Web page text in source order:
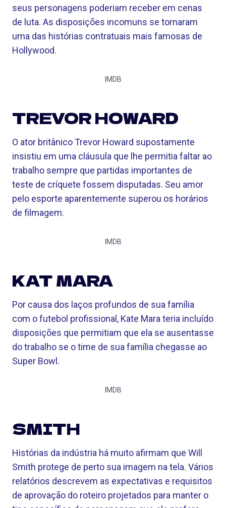
seus personagens poderiam receber em cenas
de luta. As disposições incomuns se tornaram
uma das histórias contratuais mais famosas de
Hollywood.
IMDB
TREVOR HOWARD
O ator britânico Trevor Howard supostamente
insistiu em uma cláusula que lhe permitia faltar ao
trabalho sempre que partidas importantes de
teste de críquete fossem disputadas. Seu amor
pelo esporte aparentemente superou os horários
de filmagem.
IMDB
KAT MARA
Por causa dos laços profundos de sua família
com o futebol profissional, Kate Mara teria incluído
disposições que permitiam que ela se ausentasse
do trabalho se o time de sua família chegasse ao
Super Bowl.
IMDB
SMITH
Histórias da indústria há muito afirmam que Will
Smith protege de perto sua imagem na tela. Vários
relatórios descrevem as expectativas e requisitos
de aprovação do roteiro projetados para manter o